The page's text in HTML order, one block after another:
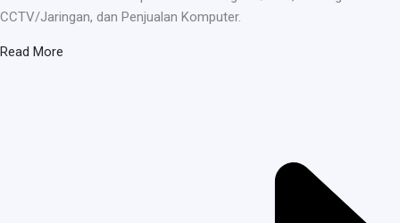
CCTV/Jaringan, dan Penjualan Komputer.
Read More